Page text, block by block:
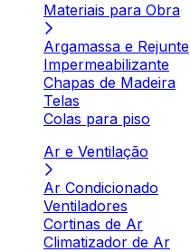
Materiais para Obra
Argamassa e Rejunte
Impermeabilizante
Chapas de Madeira
Telas
Colas para piso
Ar e Ventilação
Ar Condicionado
Ventiladores
Cortinas de Ar
Climatizador de Ar